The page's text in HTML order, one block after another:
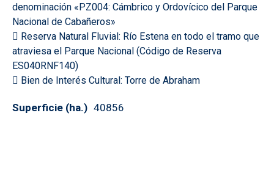
denominación «PZ004: Cámbrico y Ordovícico del Parque
Nacional de Cabañeros»
 Reserva Natural Fluvial: Río Estena en todo el tramo que
atraviesa el Parque Nacional (Código de Reserva
ES040RNF140)
 Bien de Interés Cultural: Torre de Abraham
Superficie (ha.) 40856